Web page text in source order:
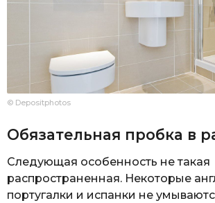
© Depositphotos
Обязательная пробка в
Следующая особенность не такая
распространенная. Некоторые
португалки и испанки не